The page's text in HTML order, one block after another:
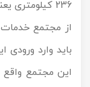
236
از مجتمع
باید وارد
این مجتمع